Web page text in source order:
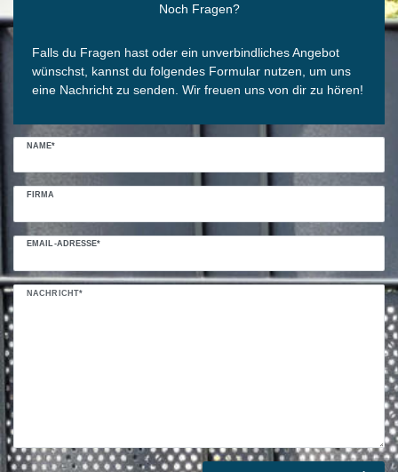
Noch Fragen?
Falls du Fragen hast oder ein unverbindliches Angebot
wünschst, kannst du folgendes Formular nutzen, um uns
eine Nachricht zu senden. Wir freuen uns von dir zu hören!
NAME*
FIRMA
EMAIL-ADRESSE*
NACHRICHT*